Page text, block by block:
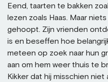
Eend, taarten te bakken
lezen zoals Haas. Maar
gehoopt. Zijn vrienden
is en beseffen hoe
meteen op zoek naar hun
aan om hem weer thuis te
Kikker dat hij misschien niet